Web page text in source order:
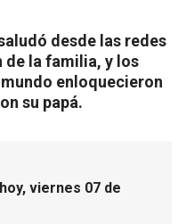
desde las redes
de la familia, y los
enloquecieron
su papá.
viernes 07 de